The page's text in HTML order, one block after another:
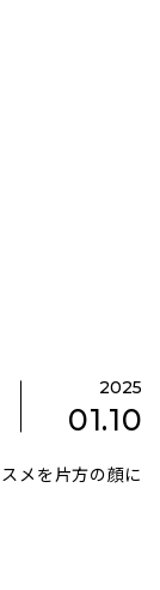
2025
01.10
メを片方の顔に